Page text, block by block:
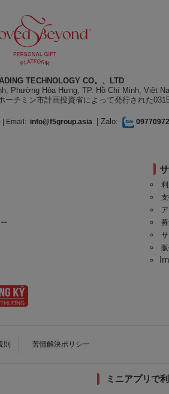
TECHNOLOGY CO。、LTD
Phường Hòa Hưng, TP. Hồ Chí Minh, Việt
ーチミン市計画投資省によって発行された
| Email: info@f5group.asia | Zalo:
則 苦情解決ポリシー
ミニアプリで